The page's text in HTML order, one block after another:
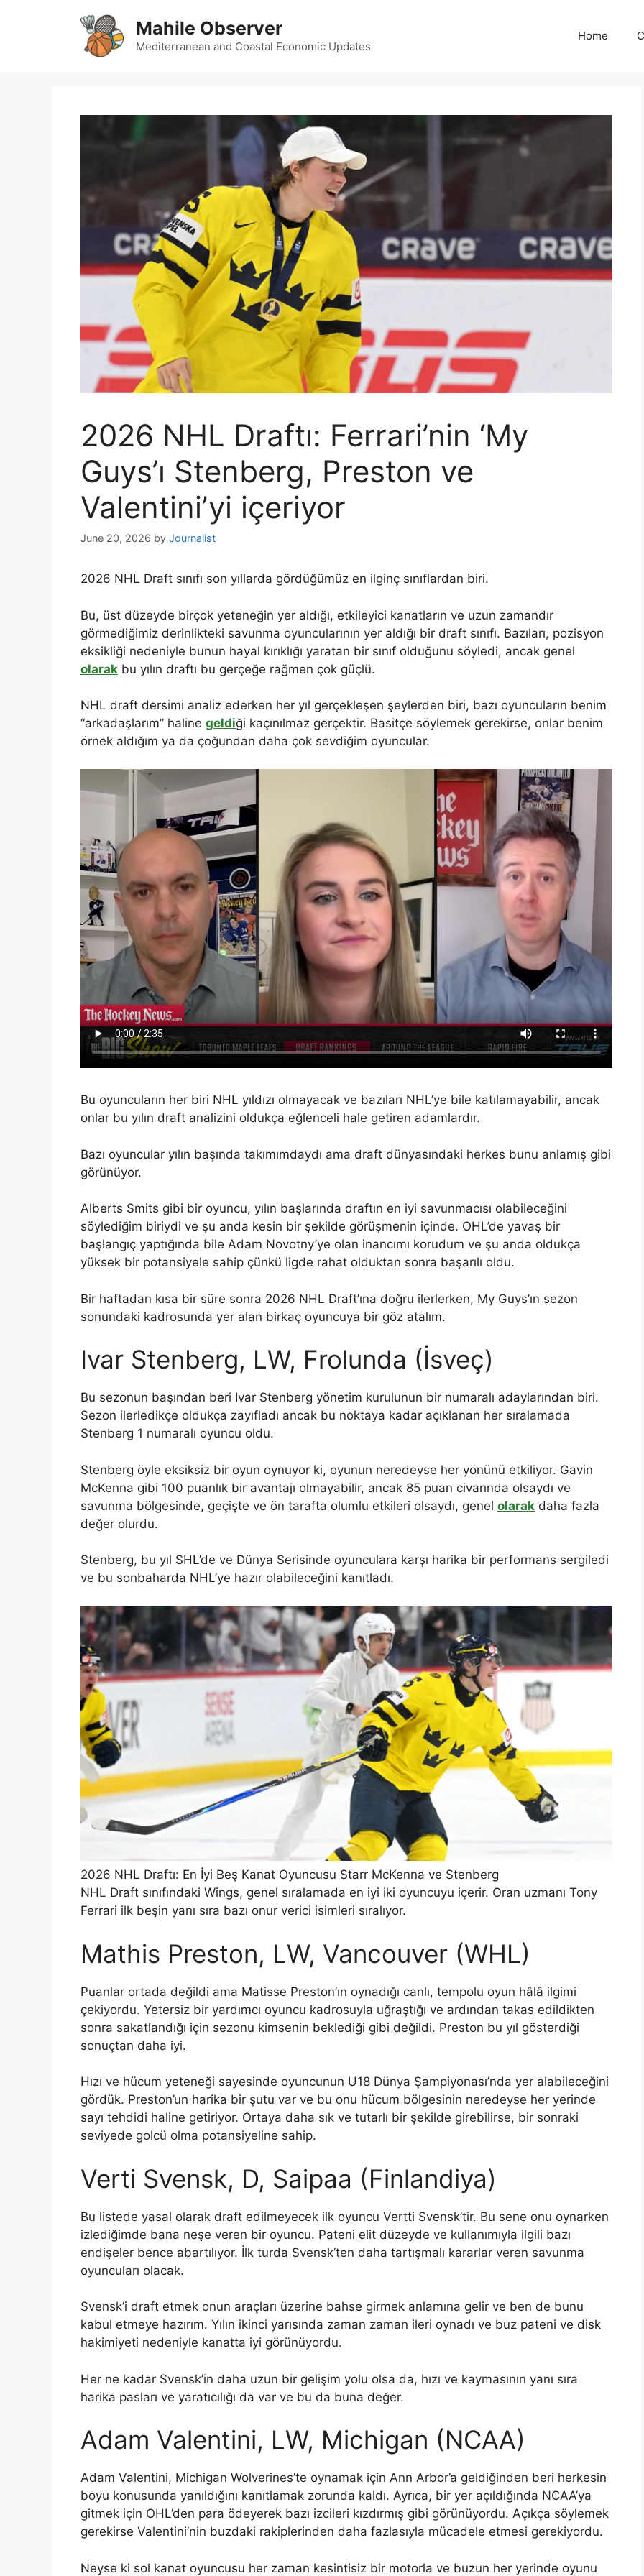
Mahile Observer
Mediterranean and Coastal Economic Updates
Home
2026 NHL Draftı: Ferrari’nin ‘My
Guys’ı Stenberg, Preston ve
Valentini’yi içeriyor
June 20, 2026 by Journalist
2026 NHL Draft sınıfı son yıllarda gördüğümüz en ilginç sınıflardan biri.
Bu, üst düzeyde birçok yeteneğin yer aldığı, etkileyici kanatların ve uzun zamandır
görmediğimiz derinlikteki savunma oyuncularının yer aldığı bir draft sınıfı. Bazıları, pozisyon
eksikliği nedeniyle bunun hayal kırıklığı yaratan bir sınıf olduğunu söyledi, ancak genel
olarak bu yılın draftı bu gerçeğe rağmen çok güçlü.
NHL draft dersimi analiz ederken her yıl gerçekleşen şeylerden biri, bazı oyuncuların benim
“arkadaşlarım” haline geldiği kaçınılmaz gerçektir. Basitçe söylemek gerekirse, onlar benim
örnek aldığım ya da çoğundan daha çok sevdiğim oyuncular.
Bu oyuncuların her biri NHL yıldızı olmayacak ve bazıları NHL’ye bile katılamayabilir, ancak
onlar bu yılın draft analizini oldukça eğlenceli hale getiren adamlardır.
Bazı oyuncular yılın başında takımımdaydı ama draft dünyasındaki herkes bunu anlamış gibi
görünüyor.
Alberts Smits gibi bir oyuncu, yılın başlarında draftın en iyi savunmacısı olabileceğini
söylediğim biriydi ve şu anda kesin bir şekilde görüşmenin içinde. OHL’de yavaş bir
başlangıç ​​yaptığında bile Adam Novotny’ye olan inancımı korudum ve şu anda oldukça
yüksek bir potansiyele sahip çünkü ligde rahat olduktan sonra başarılı oldu.
Bir haftadan kısa bir süre sonra 2026 NHL Draft’ına doğru ilerlerken, My Guys’ın sezon
sonundaki kadrosunda yer alan birkaç oyuncuya bir göz atalım.
Ivar Stenberg, LW, Frolunda (İsveç)
Bu sezonun başından beri Ivar Stenberg yönetim kurulunun bir numaralı adaylarından biri.
Sezon ilerledikçe oldukça zayıfladı ancak bu noktaya kadar açıklanan her sıralamada
Stenberg 1 numaralı oyuncu oldu.
Stenberg öyle eksiksiz bir oyun oynuyor ki, oyunun neredeyse her yönünü etkiliyor. Gavin
McKenna gibi 100 puanlık bir avantajı olmayabilir, ancak 85 puan civarında olsaydı ve
savunma bölgesinde, geçişte ve ön tarafta olumlu etkileri olsaydı, genel olarak daha fazla
değer olurdu.
Stenberg, bu yıl SHL’de ve Dünya Serisinde oyunculara karşı harika bir performans sergiledi
ve bu sonbaharda NHL’ye hazır olabileceğini kanıtladı.
2026 NHL Draftı: En İyi Beş Kanat Oyuncusu Starr McKenna ve Stenberg
NHL Draft sınıfındaki Wings, genel sıralamada en iyi iki oyuncuyu içerir. Oran uzmanı Tony
Ferrari ilk beşin yanı sıra bazı onur verici isimleri sıralıyor.
Mathis Preston, LW, Vancouver (WHL)
Puanlar ortada değildi ama Matisse Preston’ın oynadığı canlı, tempolu oyun hâlâ ilgimi
çekiyordu. Yetersiz bir yardımcı oyuncu kadrosuyla uğraştığı ve ardından takas edildikten
sonra sakatlandığı için sezonu kimsenin beklediği gibi değildi. Preston bu yıl gösterdiği
sonuçtan daha iyi.
Hızı ve hücum yeteneği sayesinde oyuncunun U18 Dünya Şampiyonası’nda yer alabileceğini
gördük. Preston’un harika bir şutu var ve bu onu hücum bölgesinin neredeyse her yerinde
sayı tehdidi haline getiriyor. Ortaya daha sık ve tutarlı bir şekilde girebilirse, bir sonraki
seviyede golcü olma potansiyeline sahip.
Verti Svensk, D, Saipaa (Finlandiya)
Bu listede yasal olarak draft edilmeyecek ilk oyuncu Vertti Svensk’tir. Bu sene onu oynarken
izlediğimde bana neşe veren bir oyuncu. Pateni elit düzeyde ve kullanımıyla ilgili bazı
endişeler bence abartılıyor. İlk turda Svensk’ten daha tartışmalı kararlar veren savunma
oyuncuları olacak.
Svensk’i draft etmek onun araçları üzerine bahse girmek anlamına gelir ve ben de bunu
kabul etmeye hazırım. Yılın ikinci yarısında zaman zaman ileri oynadı ve buz pateni ve disk
hakimiyeti nedeniyle kanatta iyi görünüyordu.
Her ne kadar Svensk’in daha uzun bir gelişim yolu olsa da, hızı ve kaymasının yanı sıra
harika pasları ve yaratıcılığı da var ve bu da buna değer.
Adam Valentini, LW, Michigan (NCAA)
Adam Valentini, Michigan Wolverines’te oynamak için Ann Arbor’a geldiğinden beri herkesin
boyu konusunda yanıldığını kanıtlamak zorunda kaldı. Ayrıca, bir yer açıldığında NCAA’ya
gitmek için OHL’den para ödeyerek bazı izcileri kızdırmış gibi görünüyordu. Açıkça söylemek
gerekirse Valentini’nin buzdaki rakiplerinden daha fazlasıyla mücadele etmesi gerekiyordu.
Neyse ki sol kanat oyuncusu her zaman kesintisiz bir motorla ve buzun her yerinde oyunu